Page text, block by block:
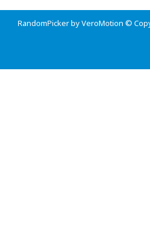
RandomPicker by VeroMotion ©